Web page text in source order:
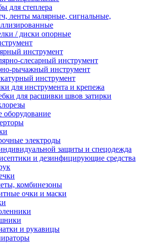
для степлера
ленты малярные, сигнальные,
/ диски опорные
инструмент
слесарный инструмент
рычажный инструмент
инструмент
для инструмента и крепежа
для расшивки швов затирки
оборудование
электроды
защиты и спецодежда
и дезинфицирующие средства
комбинезоны
очки и маски
и рукавицы